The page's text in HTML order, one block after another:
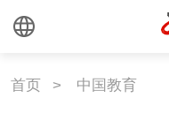
首页 > 中国教育